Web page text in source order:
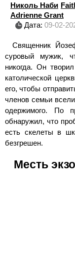
Николь Наби
Adrienne Grant
Дата: 09-02-
Священник
суровый мужик,
никогда. Он
католической
его, чтобы
членов семьи
одержимого. По
обнаружил, что
есть скелеты в
безгрешен.
Месть